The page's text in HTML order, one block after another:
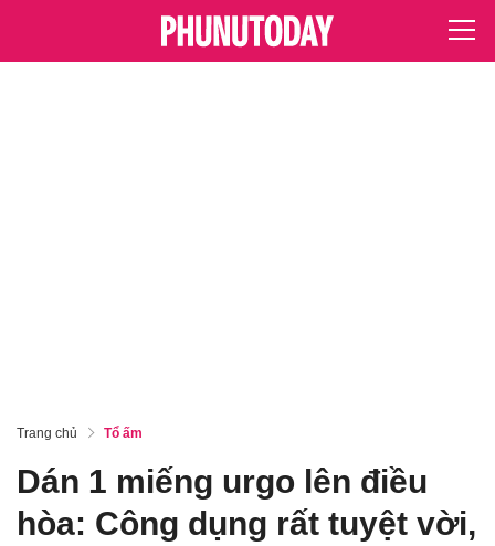
Trang chủ Tổ ấm
Dán 1 miếng urgo lên điều
hòa: Công dụng rất tuyệt vời,